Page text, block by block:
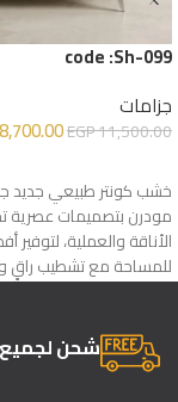
code :Sh-099
جزامات
EGP11,500.00
8,700.00
خشب كونتر طبيعي جديد
مودرن بتصميمات عصرية
الأناقة والعملية، لتوفير
للمساحة مع تشطيب راقٍ
لسنوات
شحن